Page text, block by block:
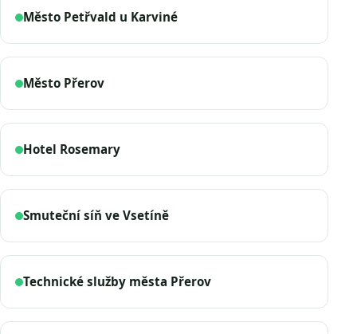
Město Petřvald u Karviné
Město Přerov
Hotel Rosemary
Smuteční síň ve Vsetíně
Technické služby města Přerov